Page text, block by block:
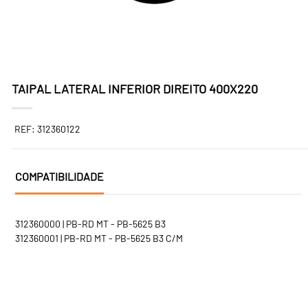
TAIPAL LATERAL INFERIOR DIREITO 400X220
REF: 312360122
COMPATIBILIDADE
312360000 | PB-RD MT - PB-5625 B3
312360001 | PB-RD MT - PB-5625 B3 C/M